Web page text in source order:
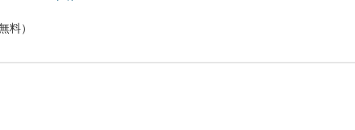
料）